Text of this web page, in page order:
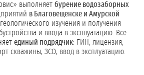
выполняет бурение водозаборных
в Благовещенске и Амурской
изучения и получения
и ввода в эксплуатацию. Все
единый подрядчик: ГИН, лицензия,
скважины, ЗСО, ввод в эксплуатацию.